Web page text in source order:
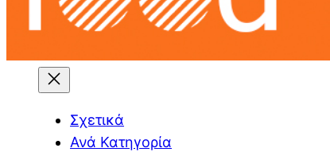
Σχετικά
Ανά Κατηγορία